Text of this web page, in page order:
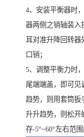
4、安装平衡器时
器两侧之销轴装入
耳对准升降回转器
口销；
5、调整平衡力时
尾端端盖，即可见
趋势，则用套筒扳
升升趋势，则松开
存-5°~60°左右范